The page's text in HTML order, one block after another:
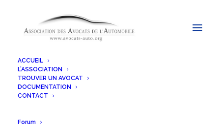
ACCUEIL
L’ASSOCIATION
TROUVER UN AVOCAT
DOCUMENTATION
CONTACT
Forum